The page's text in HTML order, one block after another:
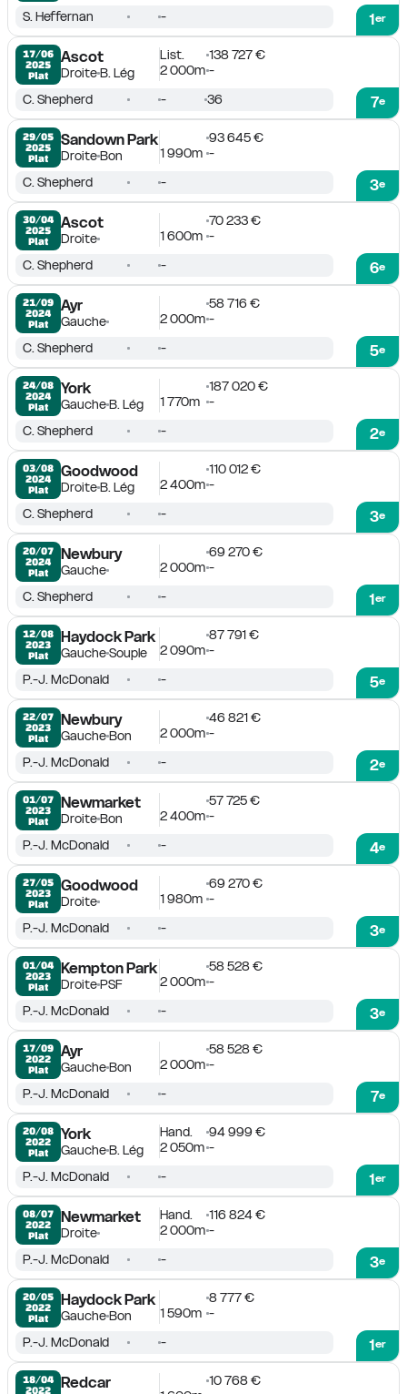
1er
S. Heffernan -
17/06
2025
Plat
Ascot
DroiteB. Lég
List.
138 727 €
2 000m -
7e
C. Shepherd - 36
29/05
2025
Plat
Sandown Park
DroiteBon
93 645 €
1 990m -
3e
C. Shepherd -
30/04
2025
Plat
Ascot
Droite
70 233 €
1 600m -
6e
C. Shepherd -
21/09
2024
Plat
Ayr
Gauche
58 716 €
2 000m -
5e
C. Shepherd -
24/08
2024
Plat
York
GaucheB. Lég
187 020 €
1 770m -
2e
C. Shepherd -
03/08
2024
Plat
Goodwood
DroiteB. Lég
110 012 €
2 400m -
3e
C. Shepherd -
20/07
2024
Plat
Newbury
Gauche
69 270 €
2 000m -
1er
C. Shepherd -
12/08
2023
Plat
Haydock Park
GaucheSouple
87 791 €
2 090m -
5e
P.-J. McDonald -
22/07
2023
Plat
Newbury
GaucheBon
46 821 €
2 000m -
2e
P.-J. McDonald -
01/07
2023
Plat
Newmarket
DroiteBon
57 725 €
2 400m -
4e
P.-J. McDonald -
27/05
2023
Plat
Goodwood
Droite
69 270 €
1 980m -
3e
P.-J. McDonald -
01/04
2023
Plat
Kempton Park
DroitePSF
58 528 €
2 000m -
3e
P.-J. McDonald -
17/09
2022
Plat
Ayr
GaucheBon
58 528 €
2 000m -
7e
P.-J. McDonald -
20/08
2022
Plat
York
GaucheB. Lég
Hand.
94 999 €
2 050m -
1er
P.-J. McDonald -
08/07
2022
Plat
Newmarket
Droite
Hand.
116 824 €
2 000m -
3e
P.-J. McDonald -
20/05
2022
Plat
Haydock Park
GaucheBon
8 777 €
1 590m -
1er
P.-J. McDonald -
18/04
2022
Redcar
10 768 €